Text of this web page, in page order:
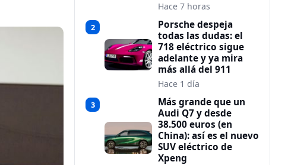
Hace 7 horas
2
Porsche despeja
todas las dudas: el
718 eléctrico sigue
adelante y ya mira
más allá del 911
Hace 1 día
3
Más grande que un
Audi Q7 y desde
38.500 euros (en
China): así es el nuevo
SUV eléctrico de
Xpeng